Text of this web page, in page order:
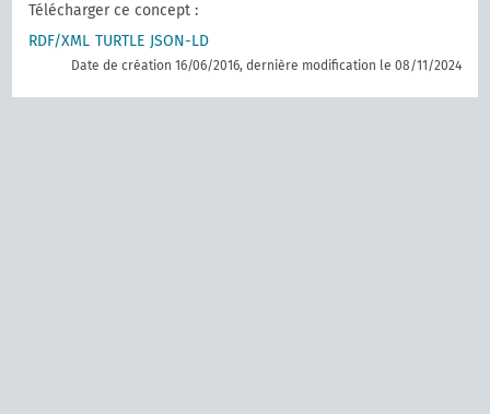
Télécharger ce concept :
RDF/XML TURTLE JSON-LD
Date de création 16/06/2016, dernière modification le 08/11/2024